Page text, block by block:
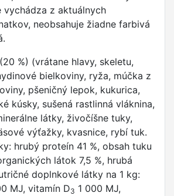
vychádza z aktuálnych
neobsahuje žiadne farbivá
%) (vrátane hlavy, skeletu,
bielkoviny, ryža, múčka z
pšeničný lepok, kukurica,
kúsky, sušená rastlinná vláknina,
látky, živočíšne tuky,
výťažky, kvasnice, rybí tuk.
hrubý proteín 41 %, obsah tuku
látok 7,5 %, hrubá
doplnkové látky na 1 kg:
MJ, vitamín D3 1 000 MJ,